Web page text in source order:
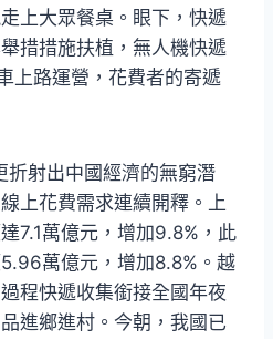
上大眾餐桌。眼下，快遞
措措施扶植，無人機快遞
上路運營，花費者的寄遞
射出中國經濟的無窮潛
上花費需求連續開釋。上
7.1萬億元，增加9.8%，此
萬億元，增加8.8%。越
程快遞收集銜接全國年夜
進鄉進村。今朝，我國已